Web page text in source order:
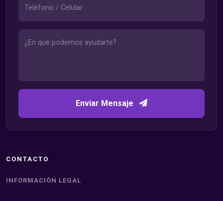
Enviar Mensaje
CONTACTO
INFORMACIÓN LEGAL